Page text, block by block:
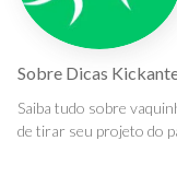
Sobre Dicas
Saiba tudo sobre
de tirar seu projeto do